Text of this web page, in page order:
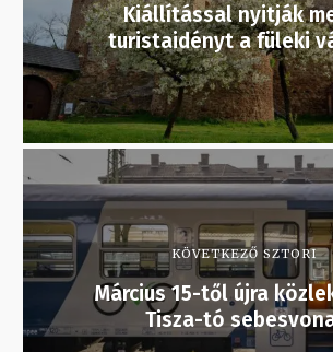
Kiállítással nyitják
turistaidényt a füleki
KÖVETKEZŐ SZTORI
Március 15-től újra
Tisza-tó